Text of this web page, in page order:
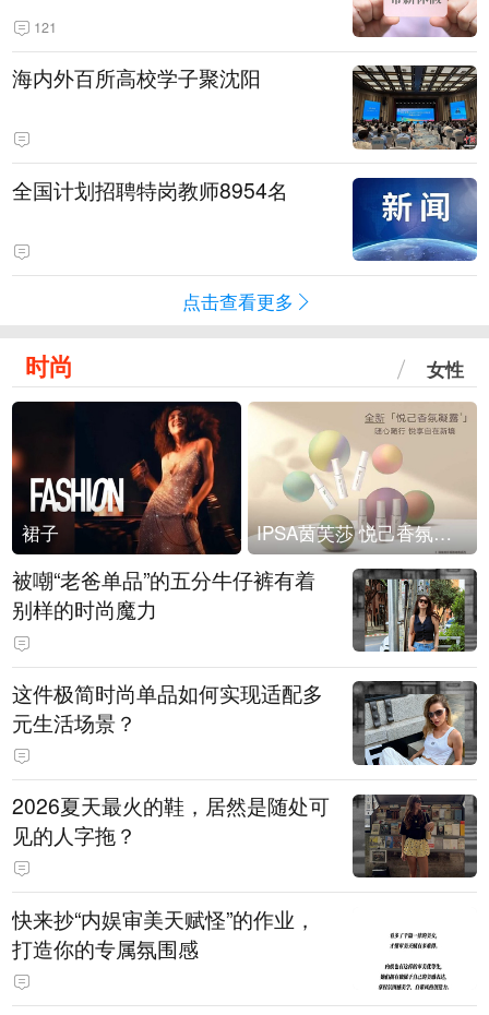
121
海内外百所高校学子聚沈阳
全国计划招聘特岗教师8954名
点击查看更多
时尚 女性
裙子 IPSA茵芙莎 悦己香氛凝露上市
被嘲“老爸单品”的五分牛仔裤有着
别样的时尚魔力
这件极简时尚单品如何实现适配多
元生活场景？
2026夏天最火的鞋，居然是随处可
见的人字拖？
快来抄“内娱审美天赋怪”的作业，
打造你的专属氛围感